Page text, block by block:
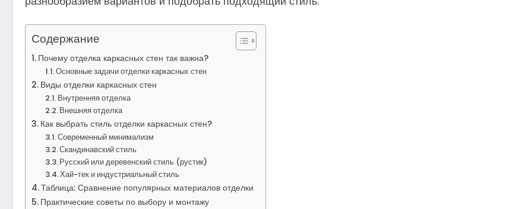
Содержание
Почему отделка каркасных стен так важна?
Основные задачи отделки каркасных стен
Виды отделки каркасных стен
Внутренняя отделка
Внешняя отделка
Как выбрать стиль отделки каркасных стен?
Современный минимализм
Скандинавский стиль
Русский или деревенский стиль (рустик)
Хай-тек и индустриальный стиль
Таблица: Сравнение популярных материалов отделки
Практические советы по выбору и монтажу